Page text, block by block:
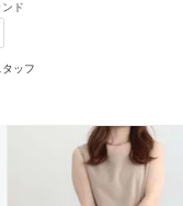
ド
ッフ